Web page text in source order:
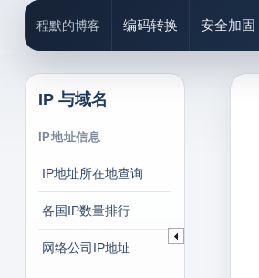
程默的博客 编码转换 安全加固
IP 与域名
IP地址信息
IP地址所在地查询
各国IP数量排行
网络公司IP地址